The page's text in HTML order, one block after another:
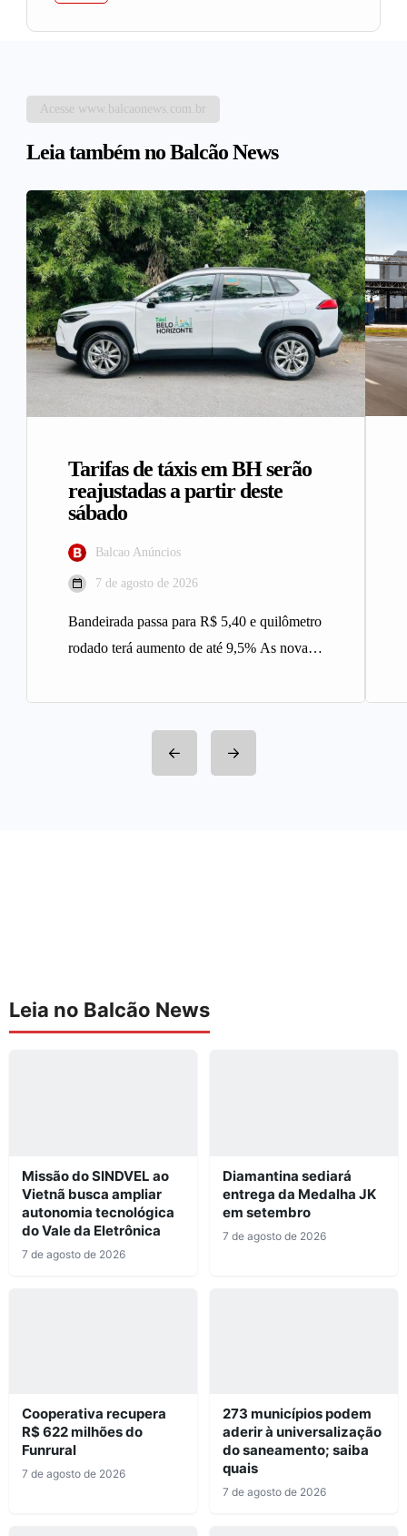
Acesse www.balcaonews.com.br
Leia também no Balcão News
Tarifas de táxis em BH serão
reajustadas a partir deste
sábado
Balcao Anúncios
7 de agosto de 2026
Bandeirada passa para R$ 5,40 e quilômetro
rodado terá aumento de até 9,5% As novas
Leia no Balcão News
Missão do SINDVEL ao
Vietnã busca ampliar
autonomia tecnológica
do Vale da Eletrônica
7 de agosto de 2026
Diamantina sediará
entrega da Medalha JK
em setembro
7 de agosto de 2026
Cooperativa recupera
R$ 622 milhões do
Funrural
7 de agosto de 2026
273 municípios podem
aderir à universalização
do saneamento; saiba
quais
7 de agosto de 2026